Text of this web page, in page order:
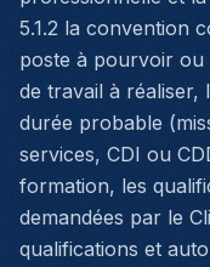
5.1.2 la convention
poste à pourvoir ou
de travail à réaliser,
durée probable
services, CDI ou
formation, les
demandées par le
qualifications et